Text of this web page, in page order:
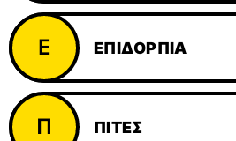
Ε ΕΠΙΔΌΡΠΙΑ
Π ΠΊΤΕΣ